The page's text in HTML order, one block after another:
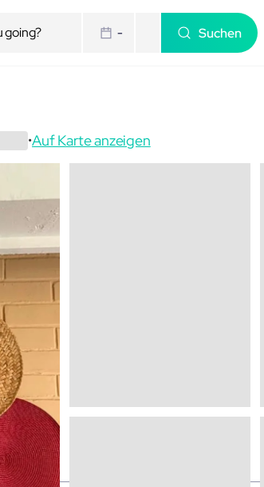
- Suchen
•Auf Karte anzeigen